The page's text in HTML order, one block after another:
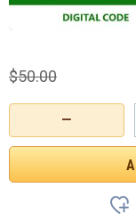
−
$50.00